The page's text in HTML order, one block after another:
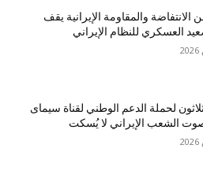
والمقاومة الإيرانية يقف
العسكري للنظام الإيراني
لحملة الدعم الوطني لقناة سیمای
الشعب الإيراني لا يُسكت